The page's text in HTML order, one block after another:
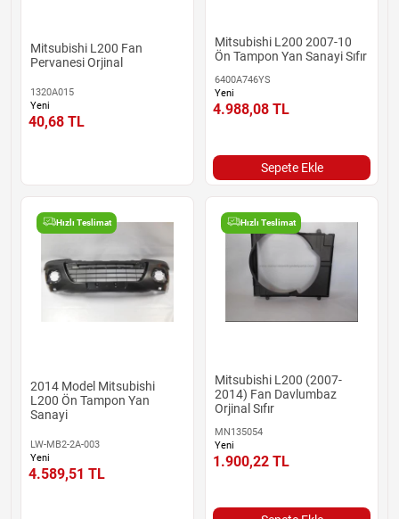
Mitsubishi L200 Fan
Pervanesi Orjinal
1320A015
Yeni
40,68 TL
Mitsubishi L200 2007-10
Ön Tampon Yan Sanayi Sıfır
6400A746YS
Yeni
4.988,08 TL
Sepete Ekle
Hızlı Teslimat
2014 Model Mitsubishi
L200 Ön Tampon Yan
Sanayi
LW-MB2-2A-003
Yeni
4.589,51 TL
Hızlı Teslimat
Mitsubishi L200 (2007-
2014) Fan Davlumbaz
Orjinal Sıfır
MN135054
Yeni
1.900,22 TL